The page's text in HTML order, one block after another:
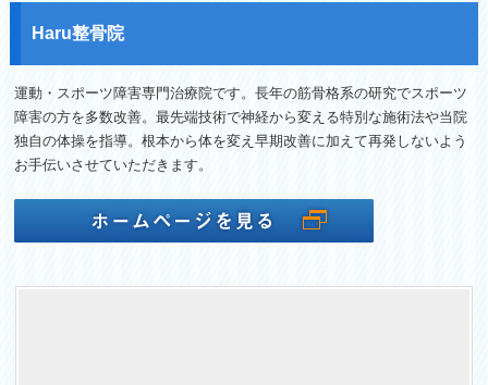
Haru整骨院
運動・スポーツ障害専門治療院です。長年の筋骨格系の研究でスポーツ
障害の方を多数改善。最先端技術で神経から変える特別な施術法や当院
独自の体操を指導。根本から体を変え早期改善に加えて再発しないよう
お手伝いさせていただきます。